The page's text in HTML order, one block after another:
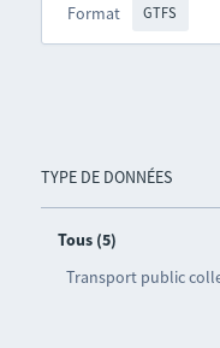
TYPE DE DONNÉES
Tous (5)
Transport public
Format GTFS